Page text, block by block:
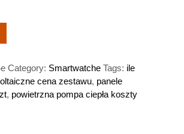
Category: Smartwatche Tags: ile
cena zestawu, panele
, powietrzna pompa ciepła koszty